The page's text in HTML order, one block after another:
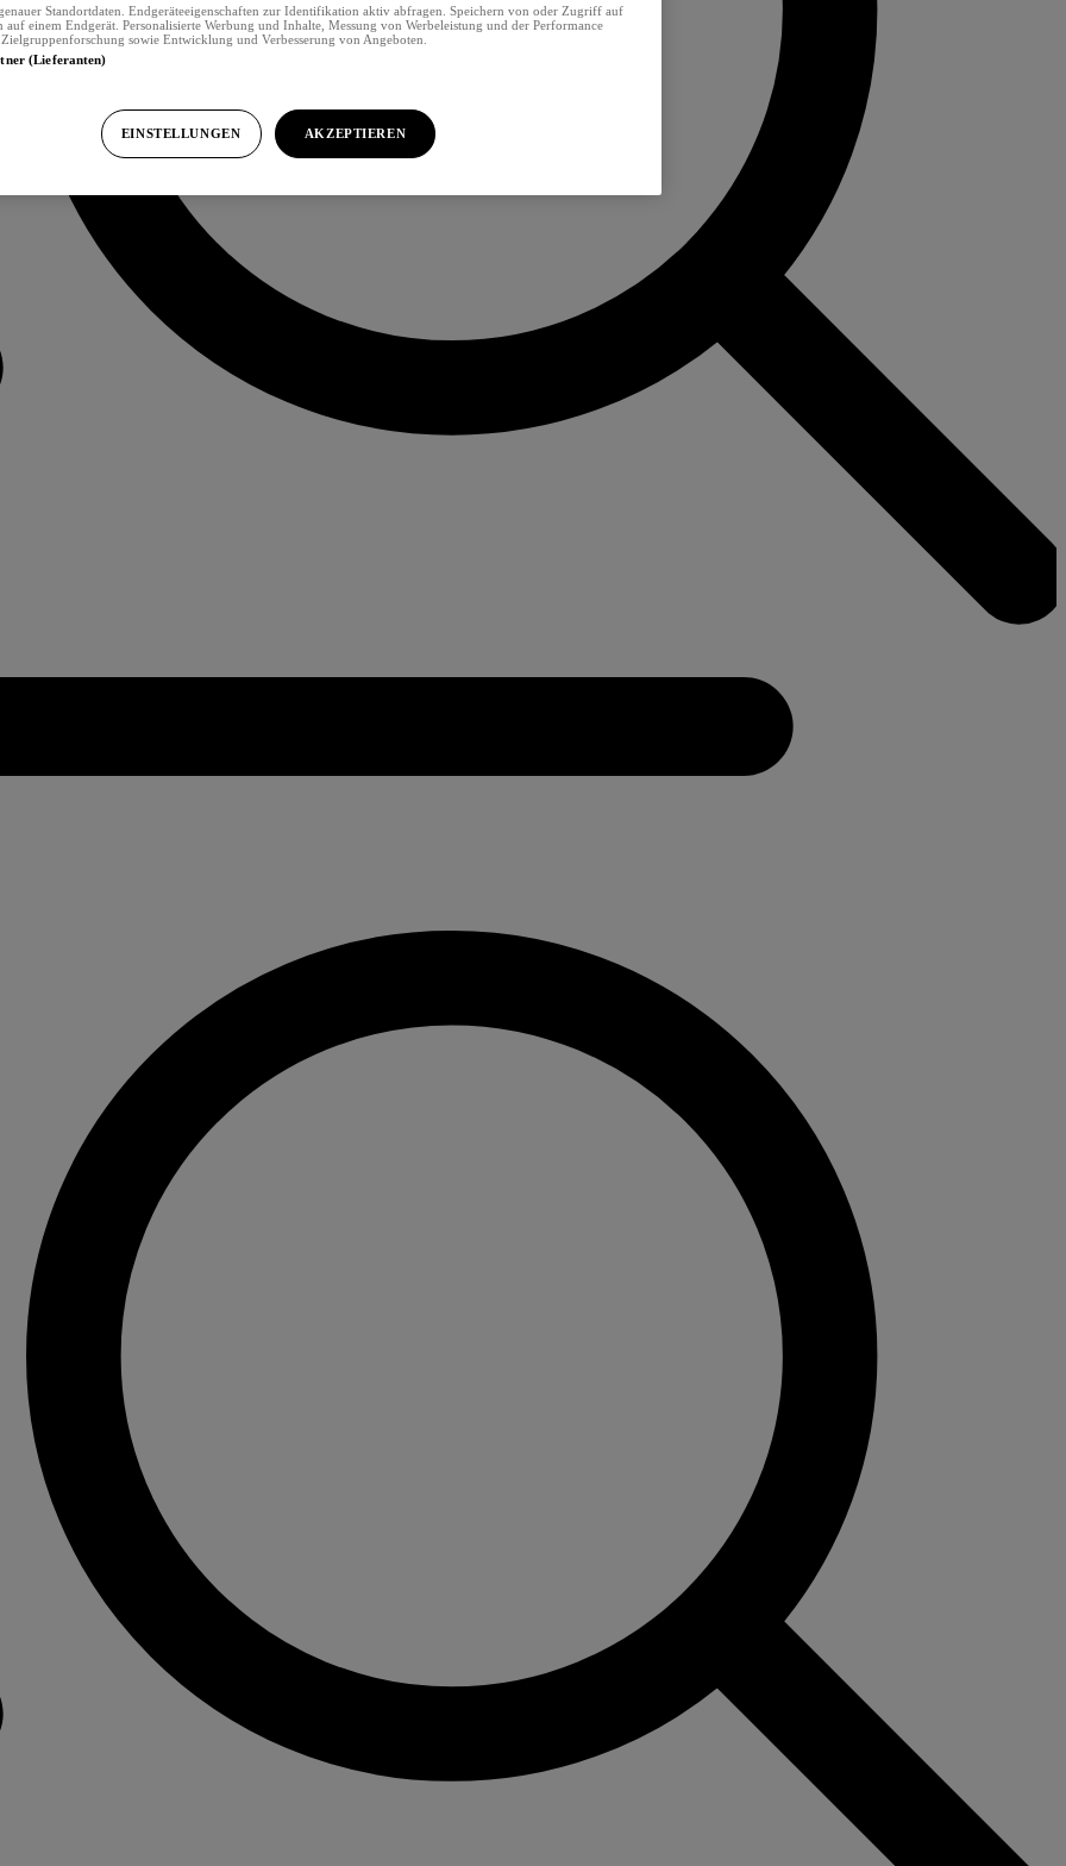
Standortdaten. Endgeräteeigenschaften zur Identifikation aktiv abfragen. Speichern von oder Zugriff auf
einem Endgerät. Personalisierte Werbung und Inhalte, Messung von Werbeleistung und der Performance
sowie Entwicklung und Verbesserung von Angeboten.
(Lieferanten)
EINSTELLUNGEN AKZEPTIEREN